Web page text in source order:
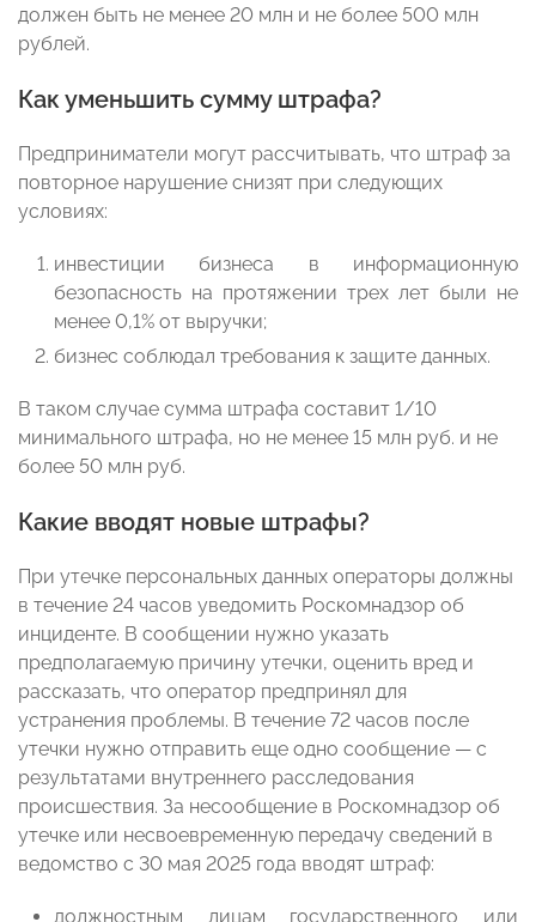
должен быть не менее 20 млн и не более 500 млн
рублей.
Как уменьшить сумму штрафа?
Предприниматели могут рассчитывать, что штраф за
повторное нарушение снизят при следующих
условиях:
инвестиции бизнеса в информационную
безопасность на протяжении трех лет были не
менее 0,1% от выручки;
бизнес соблюдал требования к защите данных.
В таком случае сумма штрафа составит 1/10
минимального штрафа, но не менее 15 млн руб. и не
более 50 млн руб.
Какие вводят новые штрафы?
При утечке персональных данных операторы должны
в течение 24 часов уведомить Роскомнадзор об
инциденте. В сообщении нужно указать
предполагаемую причину утечки, оценить вред и
рассказать, что оператор предпринял для
устранения проблемы. В течение 72 часов после
утечки нужно отправить еще одно сообщение — с
результатами внутреннего расследования
происшествия. За несообщение в Роскомнадзор об
утечке или несвоевременную передачу сведений в
ведомство с 30 мая 2025 года вводят штраф:
должностным лицам государственного или